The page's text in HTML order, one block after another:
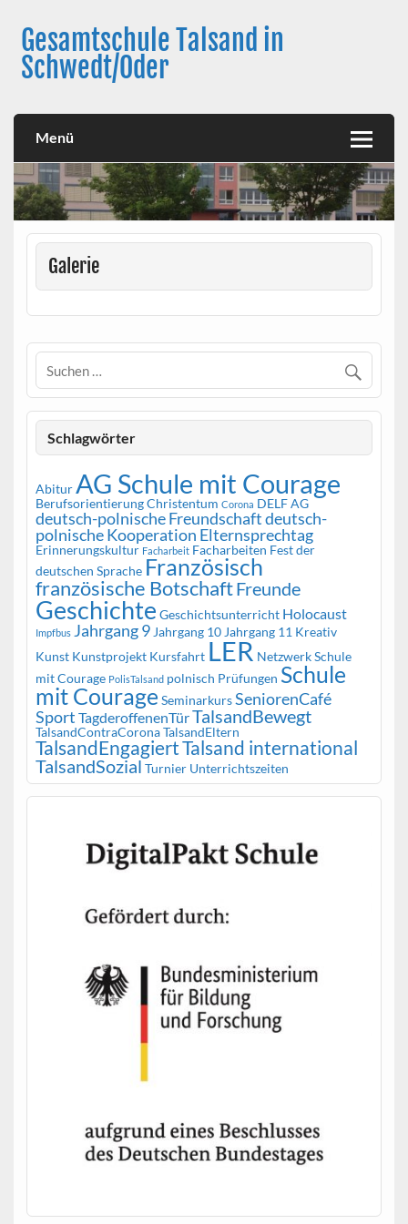
contentGesamtschule Talsand in
Schwedt/Oder
Menü
Galerie
Schlagwörter
Abitur AG Schule mit Courage
BerufsorientierungChristentum Corona DELF AG
deutsch-polnische Freundschaftdeutsch-
polnische Kooperation Elternsprechtag
Erinnerungskultur Facharbeit Facharbeiten Fest der
deutschen Sprache Französisch
französische BotschaftFreunde
Geschichte Geschichtsunterricht Holocaust
Impfbus Jahrgang 9 Jahrgang 10 Jahrgang 11 Kreativ
Kunst Kunstprojekt Kursfahrt LER Netzwerk Schule
mit Courage PolisTalsand polnisch Prüfungen Schule
mit Courage SeminarkursSeniorenCafé
Sport TagderoffenenTürTalsandBewegt
TalsandContraCoronaTalsandEltern
TalsandEngagiertTalsand international
TalsandSozial Turnier Unterrichtszeiten